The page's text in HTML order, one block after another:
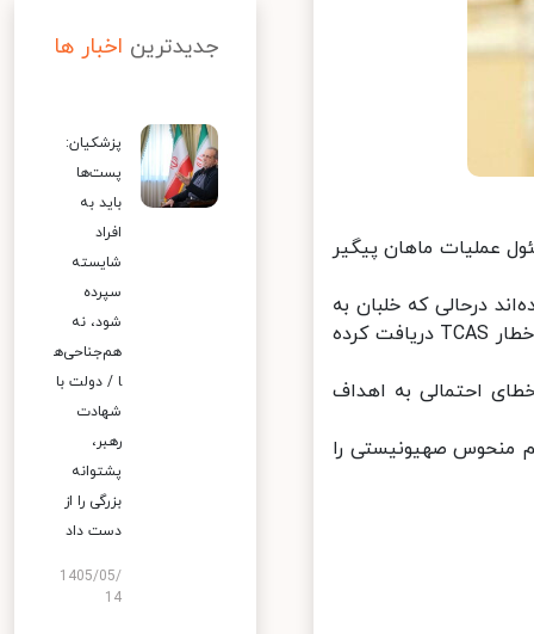
عملیات ماهان پیگیر
درحالی که خلبان به
علت نزدیک شدن بیش از اندازۀ دو جنگنده در بالا و پایین هواپیما، دو بار اخطار TCAS دریافت کرده
احتمالی به اهداف
منحوس صهیونیستی را
جدیدترین اخبار ها
پزشکیان:
پست‌ها
باید به
افراد
شایسته
سپرده
شود، نه
هم‌جناحی‌ه
ا / دولت با
شهادت
رهبر،
پشتوانه
بزرگی را از
دست داد
1405/05/
14